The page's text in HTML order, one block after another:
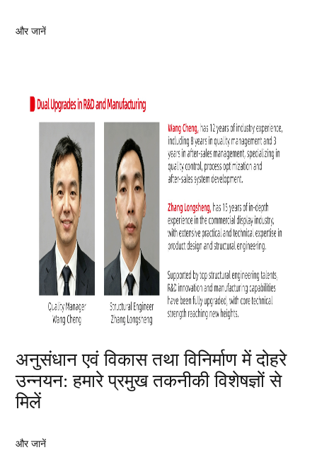
और जानें
अनुसंधान एवं विकास तथा विनिर्माण में दोहरे
उन्नयन: हमारे प्रमुख तकनीकी विशेषज्ञों से
मिलें
और जानें